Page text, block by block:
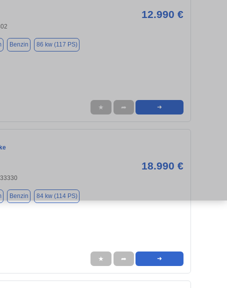
12.990 €
Benzin 86 kw (117 PS)
★ ➦ ➜
18.990 €
Benzin 84 kw (114 PS)
★ ➦ ➜